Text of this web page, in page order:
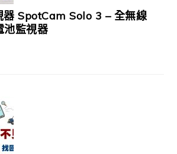
器 SpotCam Solo 3 – 全無線
池監視器